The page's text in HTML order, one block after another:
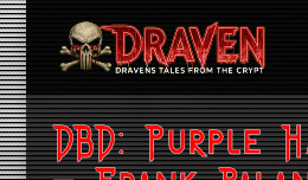
DBD: Purple